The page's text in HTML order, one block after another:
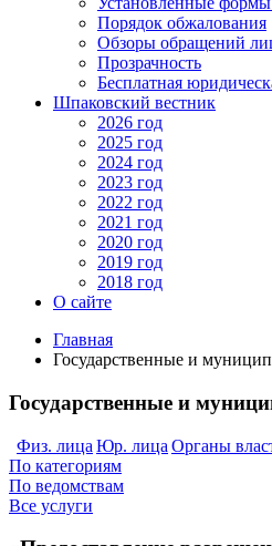
Порядок обжалования
Обзоры обращений
Прозрачность
Бесплатная
Шпаковский вестник
2026 год
2025 год
2024 год
2023 год
2022 год
2021 год
2020 год
2019 год
2018 год
О сайте
Главная
Государственные и
Государственные и
Физ. лица Юр. лица Органы
По категориям
По ведомствам
Все услуги